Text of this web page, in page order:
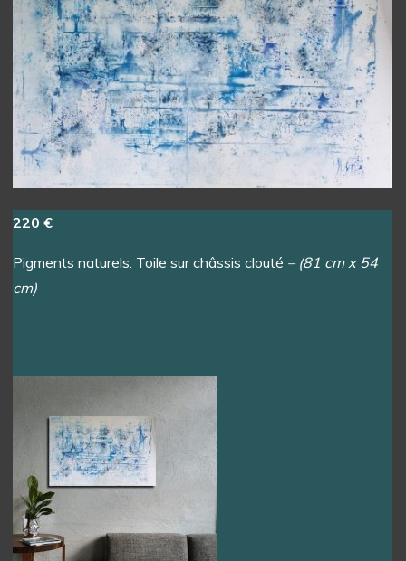
220 €
Pigments naturels. Toile sur châssis clouté – (81 cm x 54
cm)